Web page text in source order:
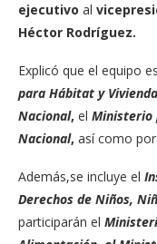
ejecutivo al
Héctor Rodríguez.
Explicó que el equipo
para Hábitat y Vivienda
Nacional, el Ministerio
Nacional, así como
Además,se incluye el
Derechos de Niños,
participarán el